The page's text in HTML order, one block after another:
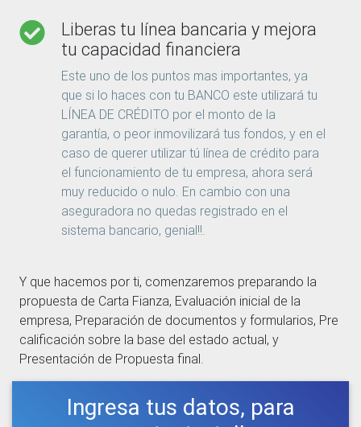
Liberas tu línea bancaria y mejora
tu capacidad financiera
Este uno de los puntos mas importantes, ya
que si lo haces con tu BANCO este utilizará tu
LÍNEA DE CRÉDITO por el monto de la
garantía, o peor inmovilizará tus fondos, y en el
caso de querer utilizar tú línea de crédito para
el funcionamiento de tu empresa, ahora será
muy reducido o nulo. En cambio con una
aseguradora no quedas registrado en el
sistema bancario, genial!!.
Y que hacemos por ti, comenzaremos preparando la
propuesta de Carta Fianza, Evaluación inicial de la
empresa, Preparación de documentos y formularios, Pre
calificación sobre la base del estado actual, y
Presentación de Propuesta final.
Ingresa tus datos, para